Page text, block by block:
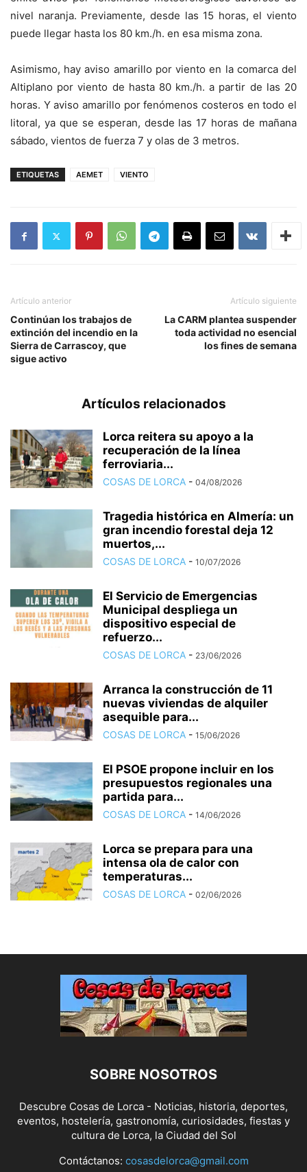
nivel naranja. Previamente, desde las 15 horas, el viento
puede llegar hasta los 80 km./h. en esa misma zona.
Asimismo, hay aviso amarillo por viento en la comarca del
Altiplano por viento de hasta 80 km./h. a partir de las 20
horas. Y aviso amarillo por fenómenos costeros en todo el
litoral, ya que se esperan, desde las 17 horas de mañana
sábado, vientos de fuerza 7 y olas de 3 metros.
ETIQUETAS AEMET VIENTO
Artículo anterior
Continúan los trabajos de
extinción del incendio en la
Sierra de Carrascoy, que
sigue activo
Artículo siguiente
La CARM plantea suspender
toda actividad no esencial
los fines de semana
Artículos relacionados
Lorca reitera su apoyo a la
recuperación de la línea
ferroviaria...
COSAS DE LORCA - 04/08/2026
Tragedia histórica en Almería: un
gran incendio forestal deja 12
muertos,...
COSAS DE LORCA - 10/07/2026
El Servicio de Emergencias
Municipal despliega un
dispositivo especial de
refuerzo...
COSAS DE LORCA - 23/06/2026
Arranca la construcción de 11
nuevas viviendas de alquiler
asequible para...
COSAS DE LORCA - 15/06/2026
El PSOE propone incluir en los
presupuestos regionales una
partida para...
COSAS DE LORCA - 14/06/2026
Lorca se prepara para una
intensa ola de calor con
temperaturas...
COSAS DE LORCA - 02/06/2026
SOBRE NOSOTROS
Descubre Cosas de Lorca - Noticias, historia, deportes,
eventos, hostelería, gastronomía, curiosidades, fiestas y
cultura de Lorca, la Ciudad del Sol
Contáctanos: cosasdelorca@gmail.com